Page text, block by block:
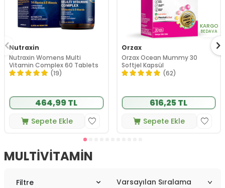
Nutraxin
Nutraxin Womens Multi
Vitamin Complex 60 Tablets
(19)
464,99 TL
Sepete Ekle
KARGO
BEDAVA
Orzax
Orzax Ocean Mummy 30
Softjel Kapsül
(62)
616,25 TL
Sepete Ekle
MULTIVITAMIN
Filtre